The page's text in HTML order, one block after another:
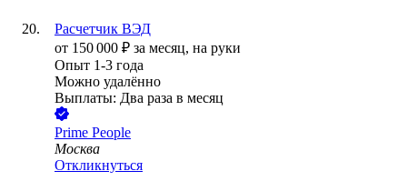
Расчетчик ВЭД
от 150 000 ₽ за месяц, на руки
Опыт 1-3 года
Можно удалённо
Выплаты: Два раза в месяц
Prime People
Москва
Откликнуться